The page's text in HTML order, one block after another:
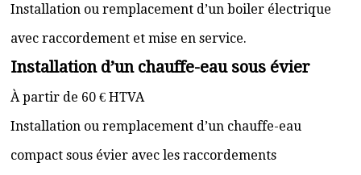
Installation ou remplacement d’un boiler électrique
avec raccordement et mise en service.
Installation d’un chauffe-eau sous évier
À partir de 60 € HTVA
Installation ou remplacement d’un chauffe-eau
compact sous évier avec les raccordements